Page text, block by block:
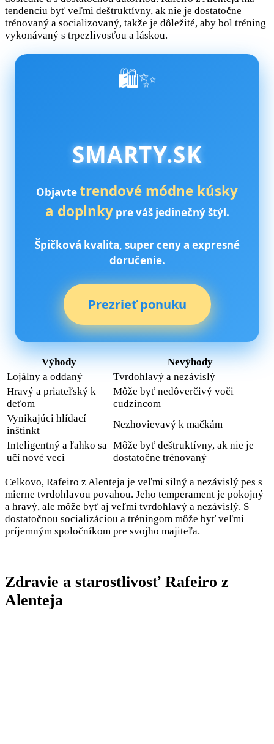
tendenciu byť veľmi deštruktívny, ak nie je dostatočne
trénovaný a socializovaný, takže je dôležité, aby bol tréning
vykonávaný s trpezlivosťou a láskou.
🛍️✨
SMARTY.SK
Objavtetrendové módne kúsky
a doplnkypre váš jedinečný štýl.
Špičková kvalita, super ceny a expresné
doručenie.
Prezrieť ponuku
Výhody
Nevýhody
Lojálny a oddaný
Tvrdohlavý a nezávislý
Hravý a priateľský k
deťom
Môže byť nedôverčivý voči
cudzincom
Vynikajúci hlídací
inštinkt
Nezhovievavý k mačkám
Inteligentný a ľahko sa
učí nové veci
Môže byť deštruktívny, ak nie je
dostatočne trénovaný
Celkovo, Rafeiro z Alenteja je veľmi silný a nezávislý pes s
mierne tvrdohlavou povahou. Jeho temperament je pokojný
a hravý, ale môže byť aj veľmi tvrdohlavý a nezávislý. S
dostatočnou socializáciou a tréningom môže byť veľmi
príjemným spoločníkom pre svojho majiteľa.
Zdravie a starostlivosť Rafeiro z
Alenteja